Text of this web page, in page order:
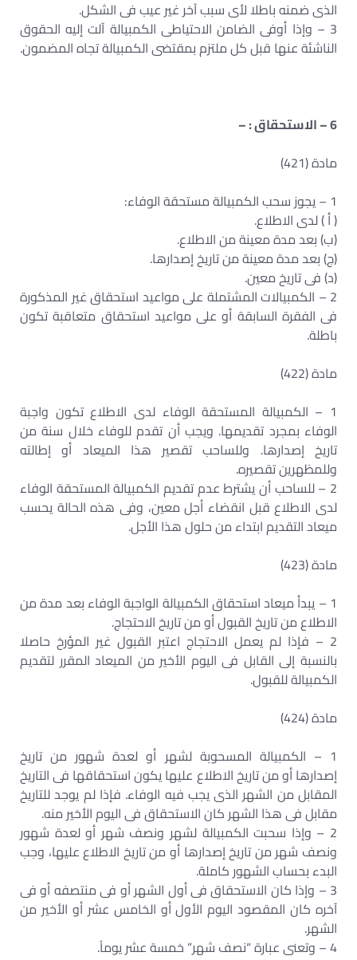
الذى ضمنه باطلا لأى سبب آخر غير عيب فى الشكل.
3 – وإذا أوفى الضامن الاحتياطى الكمبيالة آلت إليه الحقوق
الناشئة عنها قبل كل ملتزم بمقتضى الكمبيالة تجاه المضمون.
6 – الاستحقاق : –
مادة (421)
1 – يجوز سحب الكمبيالة مستحقة الوفاء:
( أ ) لدى الاطلاع.
(ب) بعد مدة معينة من الاطلاع.
(ج) بعد مدة معينة من تاريخ إصدارها.
(د) فى تاريخ معين.
2 – الكمبيالات المشتملة على مواعيد استحقاق غير المذكورة
فى الفقرة السابقة أو على مواعيد استحقاق متعاقبة تكون
باطلة.
مادة (422)
1 – الكمبيالة المستحقة الوفاء لدى الاطلاع تكون واجبة
الوفاء بمجرد تقديمها. ويجب أن تقدم للوفاء خلال سنة من
تاريخ إصدارها. وللساحب تقصير هذا الميعاد أو إطالته
وللمظهرين تقصيره.
2 – للساحب أن يشترط عدم تقديم الكمبيالة المستحقة الوفاء
لدى الاطلاع قبل انقضاء أجل معين، وفى هذه الحالة يحسب
ميعاد التقديم ابتداء من حلول هذا الأجل.
مادة (423)
1 – يبدأ ميعاد استحقاق الكمبيالة الواجبة الوفاء بعد مدة من
الاطلاع من تاريخ القبول أو من تاريخ الاحتجاج.
2 – فإذا لم يعمل الاحتجاج اعتبر القبول غير المؤرخ حاصلا
بالنسبة إلى القابل فى اليوم الأخير من الميعاد المقرر لتقديم
الكمبيالة للقبول.
مادة (424)
1 – الكمبيالة المسحوبة لشهر أو لعدة شهور من تاريخ
إصدارها أو من تاريخ الاطلاع عليها يكون استحقاقها فى التاريخ
المقابل من الشهر الذى يجب فيه الوفاء. فإذا لم يوجد للتاريخ
مقابل فى هذا الشهر كان الاستحقاق فى اليوم الأخير منه.
2 – وإذا سحبت الكمبيالة لشهر ونصف شهر أو لعدة شهور
ونصف شهر من تاريخ إصدارها أو من تاريخ الاطلاع عليها، وجب
البدء بحساب الشهور كاملة.
3 – وإذا كان الاستحقاق فى أول الشهر أو فى منتصفه أو فى
آخره كان المقصود اليوم الأول أو الخامس عشر أو الأخير من
الشهر.
4 – وتعنى عبارة “نصف شهر” خمسة عشر يوماً.